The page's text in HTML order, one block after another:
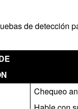
de detección
Chequeo